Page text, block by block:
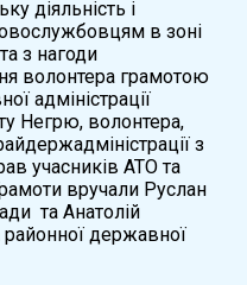
діяльність і
в зоні
з нагоди
волонтера грамотою
адміністрації
Негрю, волонтера,
з
учасників АТО та
вручали Руслан
та Анатолій
державної